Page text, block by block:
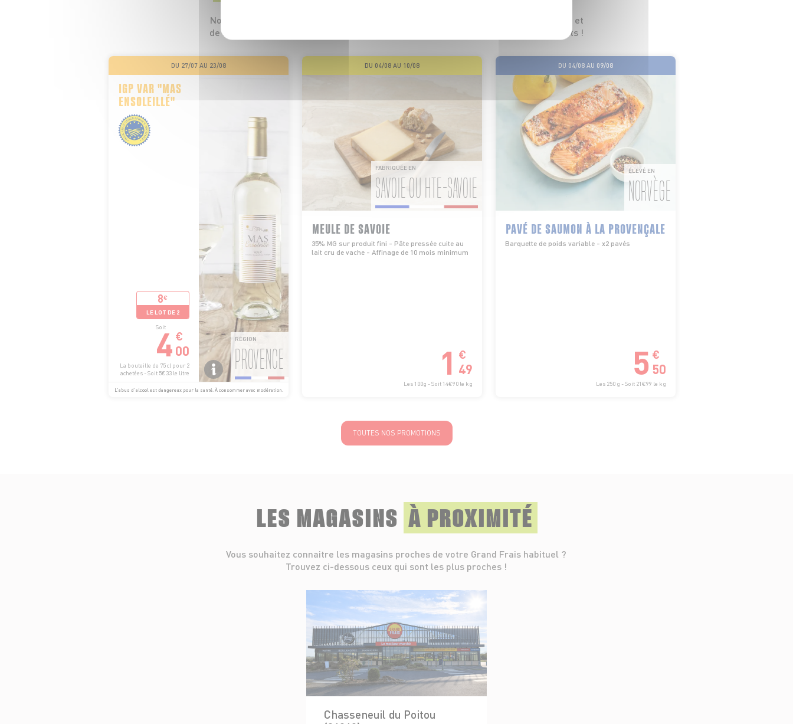
Nos 5 professionnels sont là pour vous conseiller et vous faire profiter de leurs prix et
de leurs promotions tous les jours. On vous promet qu’il y en aura pour tous les goûts !
DU 27/07 AU 23/08
IGP VAR "MAS
ENSOLEILLÉ"
8€
LE LOT DE 2
Soit
4 €
00
La bouteille de 75 cl pour 2
achetées - Soit 5€33 le litre
RÉGION
PROVENCE
L’abus d’alcool est dangereux pour la santé. À consommer avec modération.
DU 04/08 AU 10/08
FABRIQUÉE EN
SAVOIE OU HTE-SAVOIE
MEULE DE SAVOIE
35% MG sur produit fini - Pâte pressée cuite au
lait cru de vache - Affinage de 10 mois minimum
1 €
49
Les 100g - Soit 14€90 le kg
DU 04/08 AU 09/08
ÉLEVÉ EN
NORVÈGE
PAVÉ DE SAUMON À LA PROVENÇALE
Barquette de poids variable - x2 pavés
5 €
50
Les 250 g - Soit 21€99 le kg
TOUTES NOS PROMOTIONS
LES MAGASINS À PROXIMITÉ
Vous souhaitez connaitre les magasins proches de votre Grand Frais habituel ?
Trouvez ci-dessous ceux qui sont les plus proches !
Chasseneuil du Poitou